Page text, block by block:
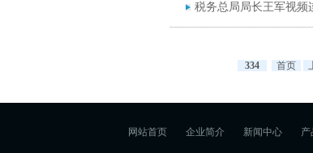
税务总局局长王军视频
334 首页
网站首页 企业简介 新闻中心 产